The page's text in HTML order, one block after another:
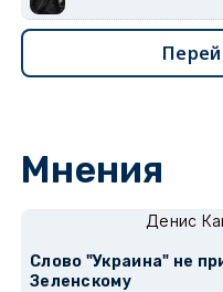
Мнения
Денис
Слово "Украина" не
Зеленскому